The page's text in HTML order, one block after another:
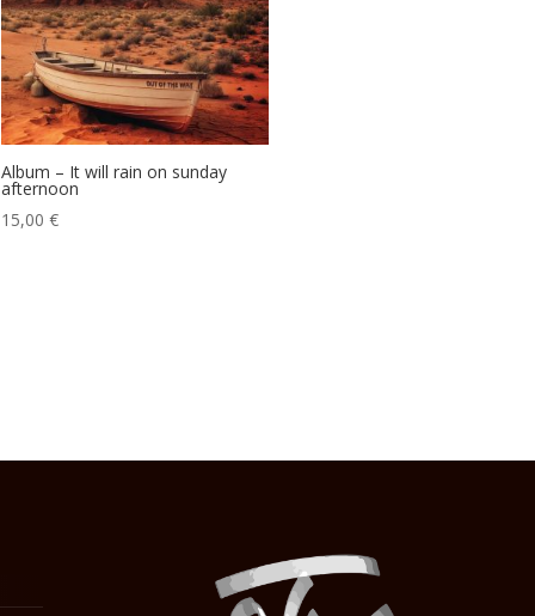
Album – It will rain on sunday
afternoon
15,00 €